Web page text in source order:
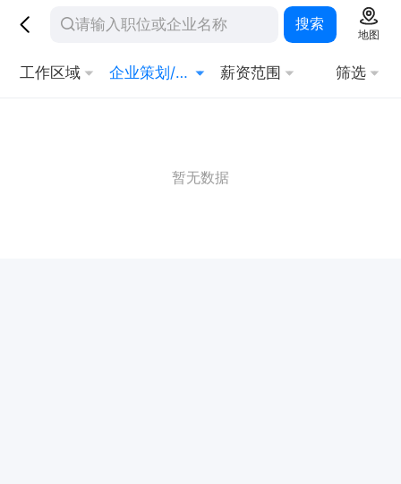
搜索
地图
工作区域 企业策划/顾问 薪资范围 筛选
暂无数据